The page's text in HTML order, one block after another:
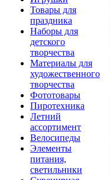
Товары для
праздника
Наборы для
детского
творчества
Материалы для
художественного
творчества
Фототовары
Пиротехника
Летний
ассортимент
Велосипеды
Элементы
питания,
светильники